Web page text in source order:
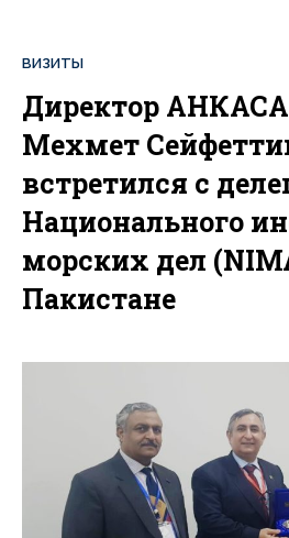
ВИЗИТЫ
Директор
Мехмет
встретился с
Национального
морских дел
Пакистане